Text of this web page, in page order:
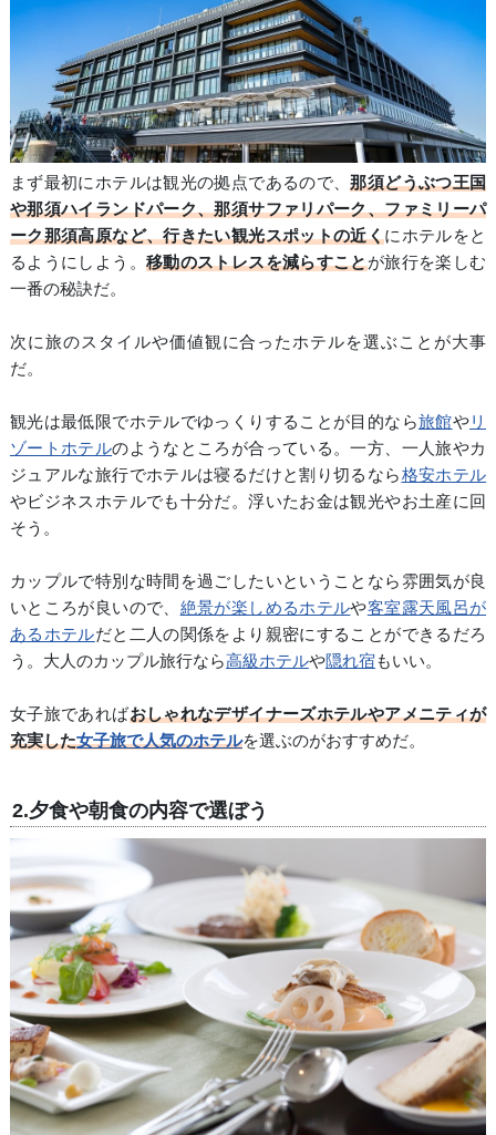
まず最初にホテルは観光の拠点であるので、那須どうぶつ王国
や那須ハイランドパーク、那須サファリパーク、ファミリーパ
ーク那須高原など、行きたい観光スポットの近くにホテルをと
るようにしよう。 移動のストレスを減らすことが旅行を楽しむ
一番の秘訣だ。
次に旅のスタイルや価値観に合ったホテルを選ぶことが大事
だ。
観光は最低限でホテルでゆっくりすることが目的なら旅館やリ
ゾートホテルのようなところが合っている。一方、一人旅やカ
ジュアルな旅行でホテルは寝るだけと割り切るなら格安ホテル
やビジネスホテルでも十分だ。浮いたお金は観光やお土産に回
そう。
カップルで特別な時間を過ごしたいということなら雰囲気が良
いところが良いので、 絶景が楽しめるホテルや客室露天風呂が
あるホテルだと二人の関係をより親密にすることができるだろ
う。大人のカップル旅行なら高級ホテルや隠れ宿 もいい。
女子旅であればおしゃれなデザイナーズホテルやアメニティが
充実した女子旅で人気のホテルを選ぶのがおすすめだ。
2.夕食や朝食の内容で選ぼう